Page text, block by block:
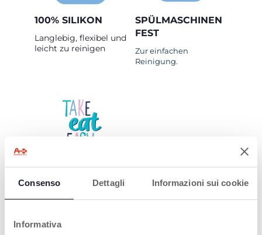
Consenso Dettagli Informazioni sui cookie
Informativa
100% SILIKON
Langlebig, flexibel und
leicht zu reinigen
SPÜLMASCHINEN
FEST
Zur einfachen
Reinigung.
WEICH &
FARBENFROH
Um das
einfacher und lustiger
zu gestalten.